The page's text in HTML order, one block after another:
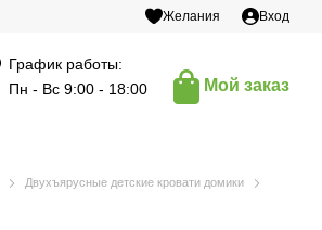
Желания Вход
График работы:
Пн - Вс 9:00 - 18:00
Мой заказ
Двухъярусные детские кровати домики